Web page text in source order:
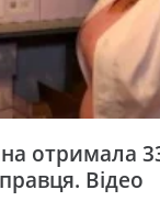
отримала
Відео